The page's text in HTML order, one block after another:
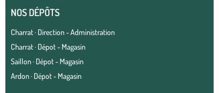
NOS DÉPÔTS
Charrat · Direction - Administration
Charrat · Dépot - Magasin
Saillon · Dépot - Magasin
Ardon · Dépot - Magasin